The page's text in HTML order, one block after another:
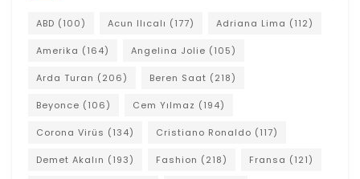
ABD (100) Acun Ilıcalı (177) Adriana Lima (112)
Amerika (164) Angelina Jolie (105)
Arda Turan (206) Beren Saat (218)
Beyonce (106) Cem Yılmaz (194)
Corona Virüs (134) Cristiano Ronaldo (117)
Demet Akalın (193) Fashion (218) Fransa (121)